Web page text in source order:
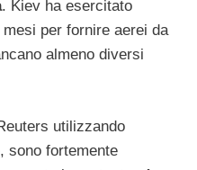
. Kiev ha esercitato
per fornire aerei da
almeno diversi
utilizzando
sono fortemente